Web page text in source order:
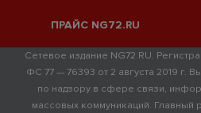
ПРАЙС NG72.RU
Сетевое издание NG72.RU.
ФС 77 — 76393 от 2 августа 2019 г.
по надзору в сфере связи,
массовых коммуникаций.